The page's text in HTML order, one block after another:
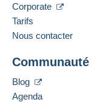
Corporate
Tarifs
Nous contacter
Communauté
Blog
Agenda